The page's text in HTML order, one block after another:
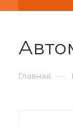
Главная —